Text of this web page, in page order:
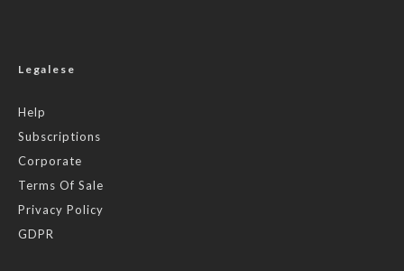
Legalese
Help
Subscriptions
Corporate
Terms Of Sale
Privacy Policy
GDPR